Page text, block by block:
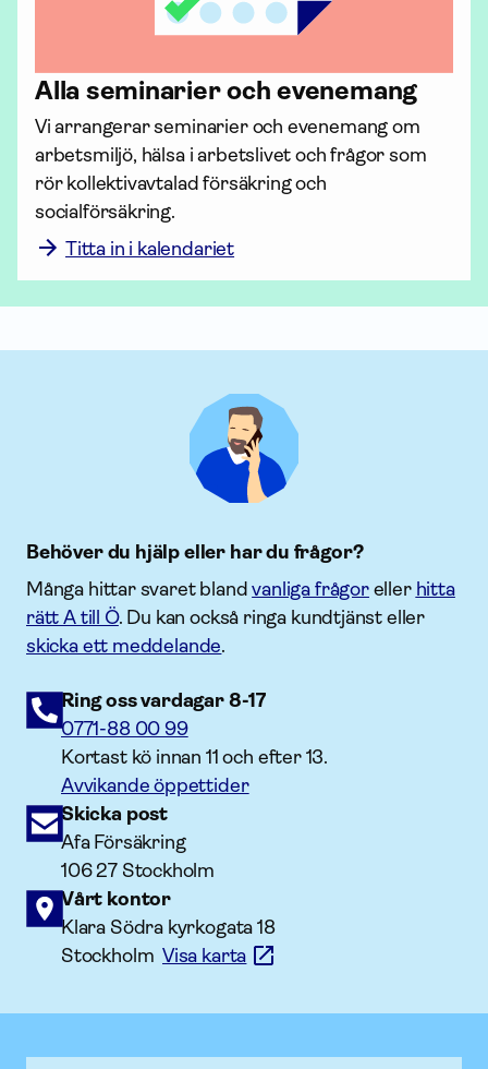
Alla seminarier och evenemang
Vi arrangerar seminarier och evenemang om
arbetsmiljö, hälsa i arbetslivet och frågor som
rör kollektiv­avtalad för­säkring och
socialförsäkring.
Titta in i kalendariet
Behöver du hjälp eller har du frågor?
Många hittar svaret blandvanliga frågoreller hitta
rätt A till Ö. Du kan också ringa kundtjänst eller
skicka ett meddelande.
Ring oss vardagar 8-17
0771-88 00 99
Kortast kö innan 11 och efter 13.
Avvikande öppettider
Skicka post
Afa Försäkring
106 27 Stockholm
Vårt kontor
Klara Södra kyrkogata 18
StockholmVisa karta